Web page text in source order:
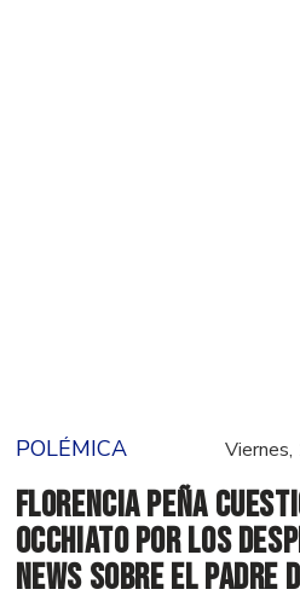
POLÉMICA
Florencia Peña
Occhiato por los
news sobre el padre